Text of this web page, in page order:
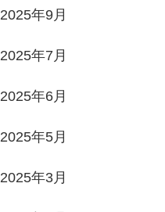
2025年9月
2025年7月
2025年6月
2025年5月
2025年3月